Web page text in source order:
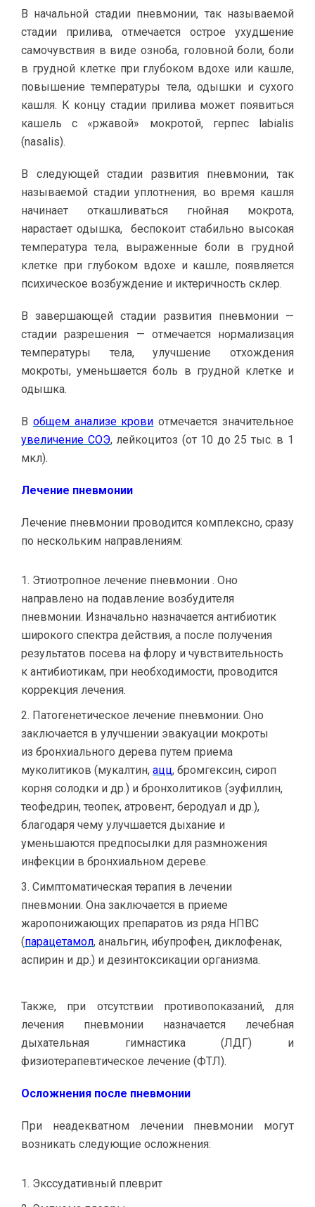
В начальной стадии пневмонии, так называемой
стадии прилива, отмечается острое ухудшение
самочувствия в виде озноба, головной боли, боли
в грудной клетке при глубоком вдохе или кашле,
повышение температуры тела, одышки и сухого
кашля. К концу стадии прилива может появиться
кашель с «ржавой» мокротой, герпес labialis
(nasalis).
В следующей стадии развития пневмонии, так
называемой стадии уплотнения, во время кашля
начинает откашливаться гнойная мокрота,
нарастает одышка, беспокоит стабильно высокая
температура тела, выраженные боли в грудной
клетке при глубоком вдохе и кашле, появляется
психическое возбуждение и иктеричность склер.
В завершающей стадии развития пневмонии —
стадии разрешения — отмечается нормализация
температуры тела, улучшение отхождения
мокроты, уменьшается боль в грудной клетке и
одышка.
В общем анализе крови отмечается значительное
увеличение СОЭ, лейкоцитоз (от 10 до 25 тыс. в 1
мкл).
Лечение пневмонии
Лечение пневмонии проводится комплексно, сразу
по нескольким направлениям:
Этиотропное лечение пневмонии . Оно
направлено на подавление возбудителя
пневмонии. Изначально назначается антибиотик
широкого спектра действия, а после получения
результатов посева на флору и чувствительность
к антибиотикам, при необходимости, проводится
коррекция лечения.
Патогенетическое лечение пневмонии. Оно
заключается в улучшении эвакуации мокроты
из бронхиального дерева путем приема
муколитиков (мукалтин, ацц, бромгексин, сироп
корня солодки и др.) и бронхолитиков (эуфиллин,
теофедрин, теопек, атровент, беродуал и др.),
благодаря чему улучшается дыхание и
уменьшаются предпосылки для размножения
инфекции в бронхиальном дереве.
Симптоматическая терапия в лечении
пневмонии. Она заключается в приеме
жаропонижающих препаратов из ряда НПВС
(парацетамол, анальгин, ибупрофен, диклофенак,
аспирин и др.) и дезинтоксикации организма.
Также, при отсутствии противопоказаний, для
лечения пневмонии назначается лечебная
дыхательная гимнастика (ЛДГ) и
физиотерапевтическое лечение (ФТЛ).
Осложнения после пневмонии
При неадекватном лечении пневмонии могут
возникать следующие осложнения:
Экссудативный плеврит